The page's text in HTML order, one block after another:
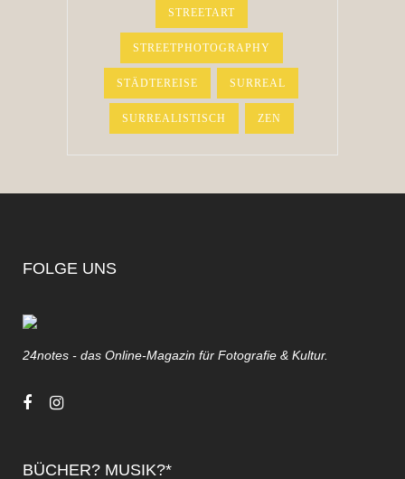
STREETART
STREETPHOTOGRAPHY
STÄDTEREISE SURREAL
SURREALISTISCH ZEN
FOLGE UNS
24notes - das Online-Magazin für Fotografie & Kultur.
BÜCHER? MUSIK?*